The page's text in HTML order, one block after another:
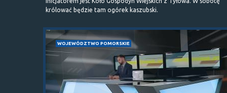
królować będzie tam ogórek kaszubski.
WOJEWÓDZTWO POMORSKIE